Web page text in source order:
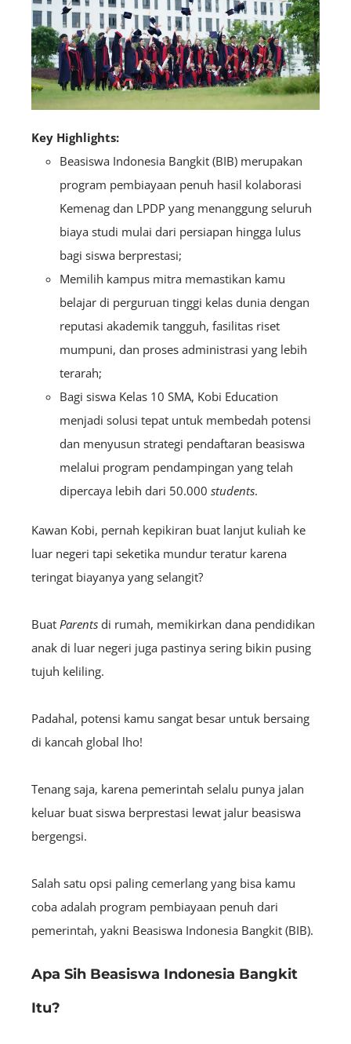
Key Highlights:
Beasiswa Indonesia Bangkit (BIB) merupakan
program pembiayaan penuh hasil kolaborasi
Kemenag dan LPDP yang menanggung seluruh
biaya studi mulai dari persiapan hingga lulus
bagi siswa berprestasi;
Memilih kampus mitra memastikan kamu
belajar di perguruan tinggi kelas dunia dengan
reputasi akademik tangguh, fasilitas riset
mumpuni, dan proses administrasi yang lebih
terarah;
Bagi siswa Kelas 10 SMA, Kobi Education
menjadi solusi tepat untuk membedah potensi
dan menyusun strategi pendaftaran beasiswa
melalui program pendampingan yang telah
dipercaya lebih dari 50.000 students.
Kawan Kobi, pernah kepikiran buat lanjut kuliah ke
luar negeri tapi seketika mundur teratur karena
teringat biayanya yang selangit?
Buat Parents di rumah, memikirkan dana pendidikan
anak di luar negeri juga pastinya sering bikin pusing
tujuh keliling.
Padahal, potensi kamu sangat besar untuk bersaing
di kancah global lho!
Tenang saja, karena pemerintah selalu punya jalan
keluar buat siswa berprestasi lewat jalur beasiswa
bergengsi.
Salah satu opsi paling cemerlang yang bisa kamu
coba adalah program pembiayaan penuh dari
pemerintah, yakni Beasiswa Indonesia Bangkit (BIB).
Apa Sih Beasiswa Indonesia Bangkit
Itu?